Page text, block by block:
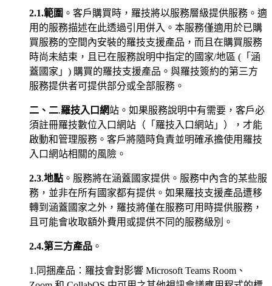
2.1.範圍 。客戶購買時，羅技將以服務層級提供服務。適
用的服務描述在此透過引用併入。本服務僅適用於已購
買服務的空間內安裝的羅技支援產品，而且在購買服務
時尚未結束，且已在服務說明中指定的國家/地區 (「涵
蓋國家」) 購買的羅技支援產品。與羅技簽約的第三方
服務提供者可提供部分或全部服務。
二、二.羅技入口網站。如果服務說明中有需要，客戶必
須註冊羅技數位入口網站（「羅技入口網站」），才能
啟動和管理服務。客戶將隨時負責並明確承擔使用羅技
入口網站相關的風險。
2.3.地點 。服務將在涵蓋國家提供。服務中內含的某些服
務，並非在所有國家都有提供。如果羅技支援產品遭移
轉到涵蓋國家之外，羅技將僅在服務可用時提供服務，
且可能會收取額外費用或提供不同的服務級別。
2.4.第三方產品 。
1.同捆產品：羅技會對影響 Microsoft Teams Room、